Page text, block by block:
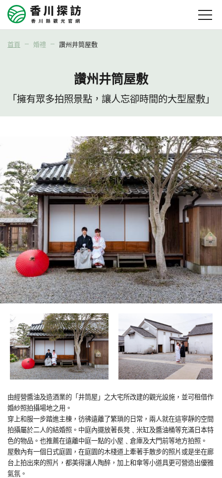
首頁 婚禮 讚州井筒屋敷
讚州井筒屋敷
「擁有眾多拍照景點，讓人忘卻時間的大型屋敷」
由經營醬油及造酒業的「井筒屋」之大宅所改建的觀光設施，並可租借作
婚紗照拍攝場地之用。
穿上和服一步踏進主棟，彷彿遠離了繁瑣的日常，兩人就在這寧靜的空間
拍攝屬於二人的結婚照。中庭內擺放著長凳﹑米缸及醬油桶等充滿日本特
色的物品。也推薦在遠離中庭一點的小屋﹑倉庫及大門前等地方拍照。
屋敷內有一個日式庭園，在庭園的木棧道上牽著手散步的照片或是坐在廊
台上拍出來的照片，都美得讓人陶醉，加上和傘等小道具更可營造出優雅
氣氛。